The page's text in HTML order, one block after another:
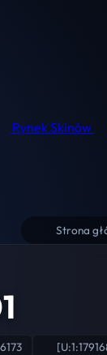
Rynek Skinów
Strona